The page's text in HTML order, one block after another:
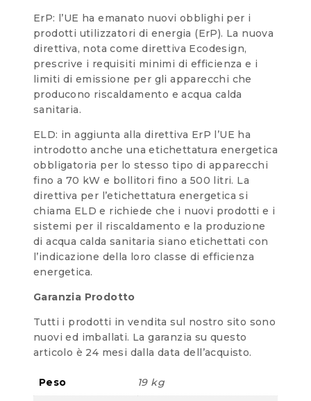
ErP: l’UE ha emanato nuovi obblighi per i
prodotti utilizzatori di energia (ErP). La nuova
direttiva, nota come direttiva Ecodesign,
prescrive i requisiti minimi di efficienza e i
limiti di emissione per gli apparecchi che
producono riscaldamento e acqua calda
sanitaria.
ELD: in aggiunta alla direttiva ErP l’UE ha
introdotto anche una etichettatura energetica
obbligatoria per lo stesso tipo di apparecchi
fino a 70 kW e bollitori fino a 500 litri. La
direttiva per l’etichettatura energetica si
chiama ELD e richiede che i nuovi prodotti e i
sistemi per il riscaldamento e la produzione
di acqua calda sanitaria siano etichettati con
l’indicazione della loro classe di efficienza
energetica.
Garanzia Prodotto
Tutti i prodotti in vendita sul nostro sito sono
nuovi ed imballati. La garanzia su questo
articolo è 24 mesi dalla data dell’acquisto.
Peso 19 kg